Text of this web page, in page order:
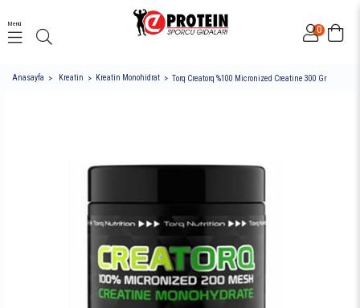
0
Menü
Anasayfa Kreatin Kreatin Monohidrat Torq Creatorq %100 Micronized Creatine 300 Gr